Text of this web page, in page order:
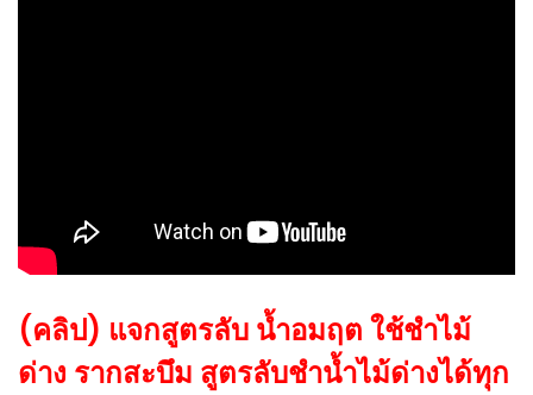
(คลิป) แจกสูตรลับ น้ำอมฤต ใช้ชำไม้
ด่าง รากสะบึม สูตรลับชำน้ำไม้ด่างได้ทุก